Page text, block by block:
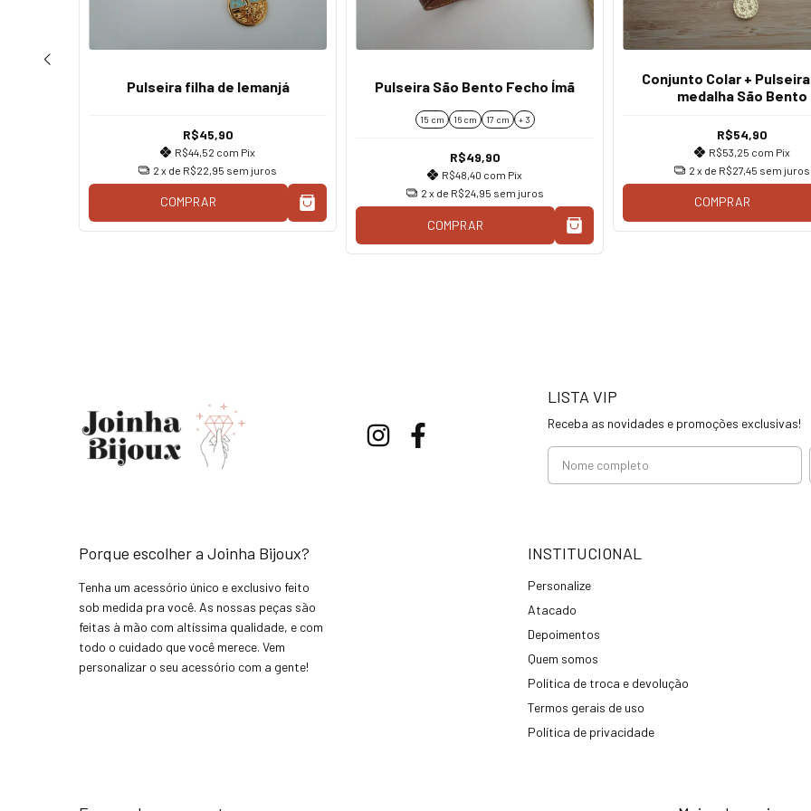
Pulseira filha de Iemanjá
R$45,90
R$44,52 com Pix
2 x de R$22,95 sem juros
COMPRAR
Pulseira São Bento Fecho Ímã
15 cm 16 cm 17 cm + 3
R$49,90
R$48,40 com Pix
2 x de R$24,95 sem juros
COMPRAR
Conjunto Colar +
medalha São Bento
R$54,90
R$53,25 com Pix
2 x de R$27,45 sem juros
COMPRAR
LISTA VIP
Receba as novidades e promoções exclusivas!
Porque escolher a Joinha Bijoux?
Tenha um acessório único e exclusivo feito
sob medida pra você. As nossas peças são
feitas à mão com altíssima qualidade, e com
todo o cuidado que você merece. Vem
personalizar o seu acessório com a gente!
INSTITUCIONAL
Personalize
Atacado
Depoimentos
Quem somos
Política de troca e devolução
Termos gerais de uso
Política de privacidade